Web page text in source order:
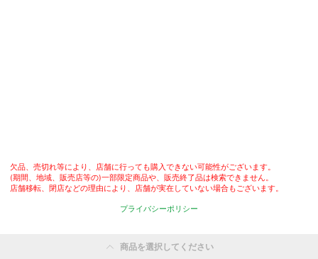
欠品、売切れ等により、店舗に行っても購入できない可能性がございます。
(期間、地域、販売店等の)一部限定商品や、販売終了品は検索できません。
店舗移転、閉店などの理由により、店舗が実在していない場合もございます。
プライバシーポリシー
商品を選択してください